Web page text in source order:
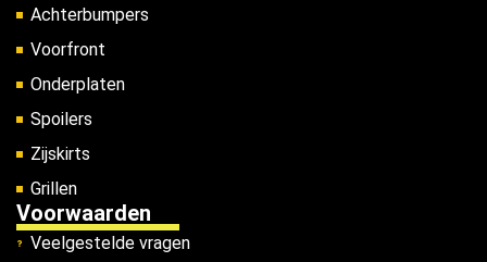
Achterbumpers
Voorfront
Onderplaten
Spoilers
Zijskirts
Grillen
Voorwaarden
Veelgestelde vragen